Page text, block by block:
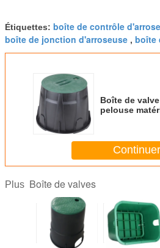
Étiquettes: boîte de contrôle
boîte de jonction d'arroseuse , boîte
Boîte de
pelouse
Continuer
Plus Boîte de valves